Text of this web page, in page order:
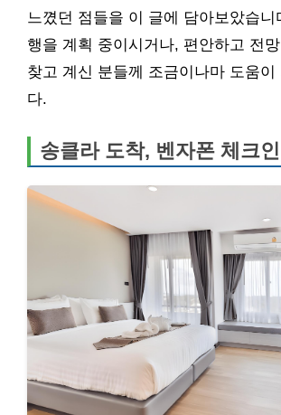
느꼈던 점들을 이 글에 담아보았습니
행을 계획 중이시거나, 편안하고 전
찾고 계신 분들께 조금이나마 도움이
다.
송클라 도착, 벤자폰 체크인